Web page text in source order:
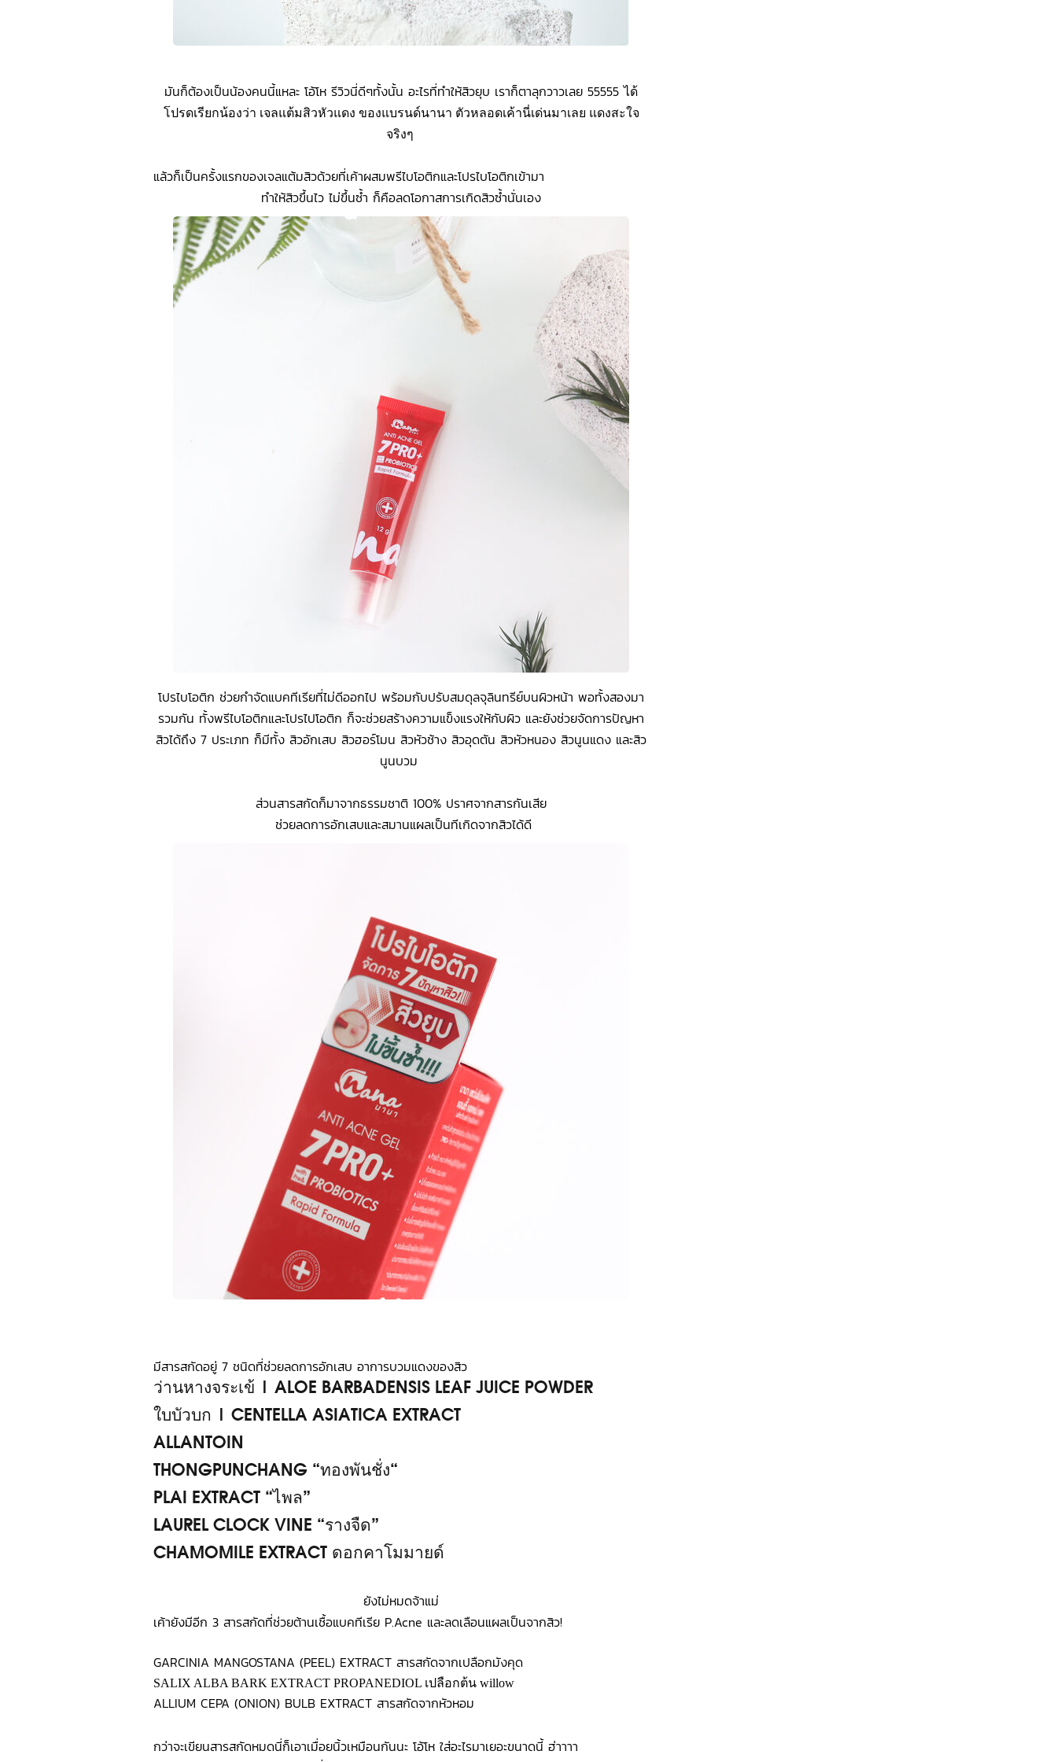
มันก็ต้องเป็นน้องคนนี้แหละ โอ้โห รีวิวนี่ดีๆทั้งนั้น อะไรที่ทำให้สิวยุบ เราก็ตาลุกวาวเลย 55555ได้
โปรดเรียกน้องว่า เจลแต้มสิวหัวแดง ของแบรนด์นานา ตัวหลอดเค้านี่เด่นมาเลย แดงสะใจ
จริงๆ
แล้วก็เป็นครั้งแรกของเจลแต้มสิวด้วยที่เค้าผสมพรีไบโอติกและโปรไบโอติกเข้ามา
ทำให้สิวขึ้นไว ไม่ขึ้นซ้ำ ก็คือลดโอกาสการเกิดสิวซ้ำนั่นเอง
โปรไบโอติก ช่วยกำจัดแบคทีเรียที่ไม่ดีออกไป พร้อมกับปรับสมดุลจุลินทรีย์บนผิวหน้า พอทั้งสองมา
รวมกัน ทั้งพรีไบโอติกและโปรไปโอติก ก็จะช่วยสร้างความแข็งแรงให้กับผิว และยังช่วยจัดการปัญหา
สิวได้ถึง 7 ประเภท ก็มีทั้ง สิวอักเสบ สิวฮอร์โมน สิวหัวช้าง สิวอุดตัน สิวหัวหนอง สิวนูนแดง และสิว
นูนบวม
ส่วนสารสกัดก็มาจากธรรมชาติ 100% ปราศจากสารกันเสีย
ช่วยลดการอักเสบและสมานแผลเป็นทีเกิดจากสิวได้ดี
มีสารสกัดอยู่ 7 ชนิดที่ช่วยลดการอักเสบ อาการบวมแดงของสิว
ว่านหางจระเข้ | ALOE BARBADENSIS LEAF JUICE POWDER
ใบบัวบก | CENTELLA ASIATICA EXTRACT
ALLANTOIN
THONGPUNCHANG “ทองพันชั่ง“
PLAI EXTRACT “ไพล”
LAUREL CLOCK VINE “รางจืด”
CHAMOMILE EXTRACT ดอกคาโมมายด์
ยังไม่หมดจ้าแม่
เค้ายังมีอีก 3 สารสกัดที่ช่วยต้านเชื้อแบคทีเรีย P.Acne และลดเลือนแผลเป็นจากสิว!
GARCINIA MANGOSTANA (PEEL) EXTRACT สารสกัดจากเปลือกมังคุด
SALIX ALBA BARK EXTRACT PROPANEDIOL เปลือกต้น willow
ALLIUM CEPA (ONION) BULB EXTRACT สารสกัดจากหัวหอม
กว่าจะเขียนสารสกัดหมดนี่ก็เอาเมื่อยนิ้วเหมือนกันนะ โอ้โห ใส่อะไรมาเยอะขนาดนี้ ฮ่าาาา